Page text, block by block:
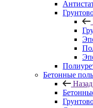
Бетонные
Назад